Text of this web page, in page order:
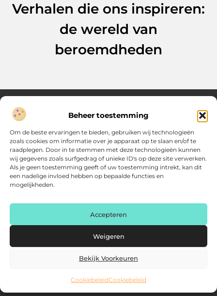
Beheer toestemming
Om de beste ervaringen te bieden, gebruiken wij technologieën
zoals cookies om informatie over je apparaat op te slaan en/of te
raadplegen. Door in te stemmen met deze technologieën kunnen
wij gegevens zoals surfgedrag of unieke ID's op deze site verwerken.
Als je geen toestemming geeft of uw toestemming intrekt, kan dit
een nadelige invloed hebben op bepaalde functies en
mogelijkheden.
Accepteren
Weigeren
Bekijk Voorkeuren
CookiebeleidCookiebeleid
Verhalen die ons inspireren:
de wereld van
beroemdheden
Inzicht en inspiratie voor jouw dagelijkse keuzes
Ontdek gevarieerde content vol praktische tips, doordachte
inzichten en vernieuwende ideeën. Alles wat je nodig hebt om
met meer overzicht.
@2025 www.verenigdezaken.nl. All Right Reserved.